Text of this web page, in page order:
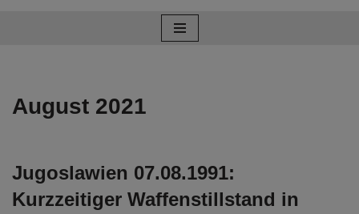
August 2021
Jugoslawien 07.08.1991:
Kurzzeitiger Waffenstillstand in